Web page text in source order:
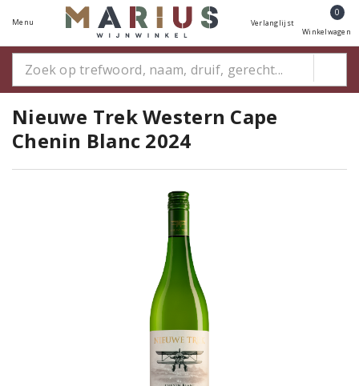
Menu Verlanglijst
0
Winkelwagen
Nieuwe Trek Western Cape
Chenin Blanc 2024